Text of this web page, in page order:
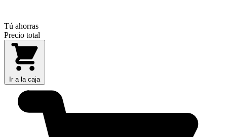
Tú ahorras
Precio total
Ir a la caja